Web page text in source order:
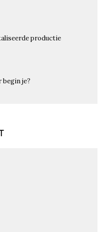
productie
je?